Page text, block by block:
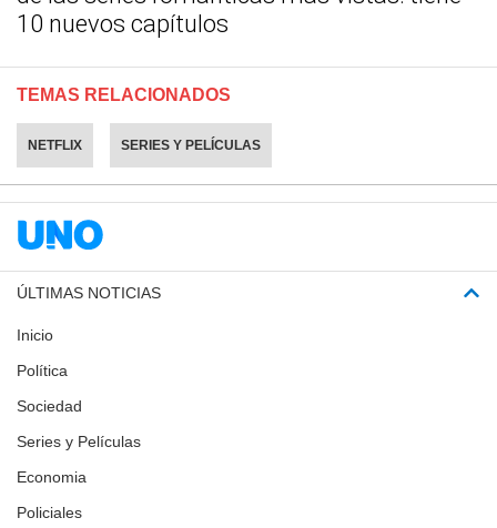
10 nuevos capítulos
TEMAS RELACIONADOS
NETFLIX SERIES Y PELÍCULAS
ÚLTIMAS NOTICIAS
Inicio
Política
Sociedad
Series y Películas
Economia
Policiales